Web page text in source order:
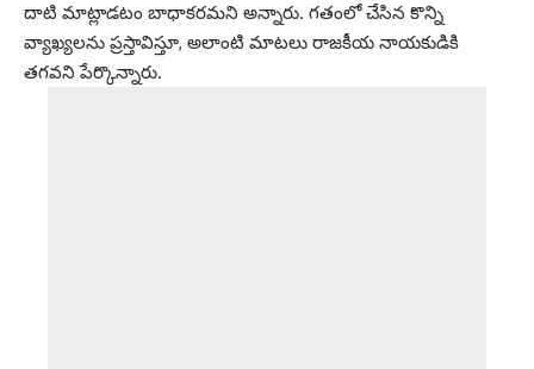
దాటి మాట్లాడటం బాధాకరమని అన్నారు. గతంలో చేసిన కొన్ని
వ్యాఖ్యలను ప్రస్తావిస్తూ, అలాంటి మాటలు రాజకీయ నాయకుడికి
తగవని పేర్కొన్నారు.